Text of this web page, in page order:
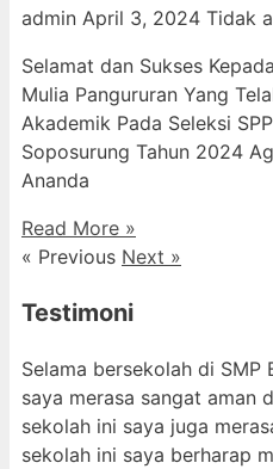
admin April 3, 2024 Tidak
Selamat dan Sukses
Mulia Pangururan Yang
Akademik Pada Seleksi
Soposurung Tahun 2024
⁠Ananda
Read More »
« Previous Next »
Testimoni
Selama bersekolah di SMP
saya merasa sangat aman
sekolah ini saya juga
sekolah ini saya berharap